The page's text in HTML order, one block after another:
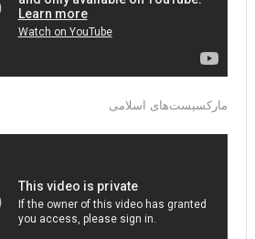
مارکسیست‌های اسلامی